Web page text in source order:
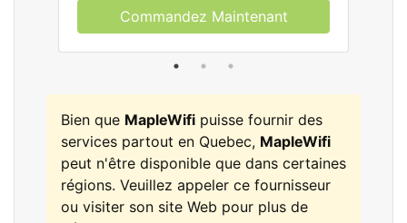
Commandez Maintenant
Bien que MapleWifi puisse fournir des
services partout en Quebec, MapleWifi
peut n'être disponible que dans certaines
régions. Veuillez appeler ce fournisseur
ou visiter son site Web pour plus de